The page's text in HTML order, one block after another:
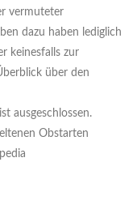
vermuteter
dazu haben lediglich
keinesfalls zur
über den
ausgeschlossen.
Obstarten